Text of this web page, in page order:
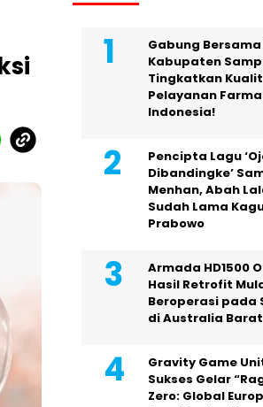
Gabung Bersama
Kabupaten
Tingkatkan
Pelayanan
Indonesia!
Pencipta Lagu
Dibandingke’
Menhan, Abah
Sudah Lama
Prabowo
Armada HD1500
Hasil Retrofit
Beroperasi pada
di Australia Barat
Gravity Game
Sukses Gelar
Zero: Global